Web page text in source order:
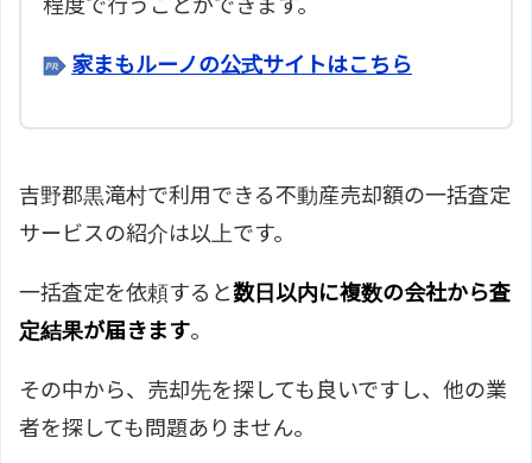
程度で行うことができます。
家まもルーノの公式サイトはこちら
吉野郡黒滝村で利用できる不動産売却額の一括査定
サービスの紹介は以上です。
一括査定を依頼すると数日以内に複数の会社から査
定結果が届きます。
その中から、売却先を探しても良いですし、他の業
者を探しても問題ありません。